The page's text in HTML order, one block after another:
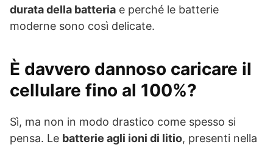
durata della batteria e perché le batterie
moderne sono così delicate.
È davvero dannoso caricare il
cellulare fino al 100%?
Sì, ma non in modo drastico come spesso si
pensa. Le batterie agli ioni di litio, presenti nella